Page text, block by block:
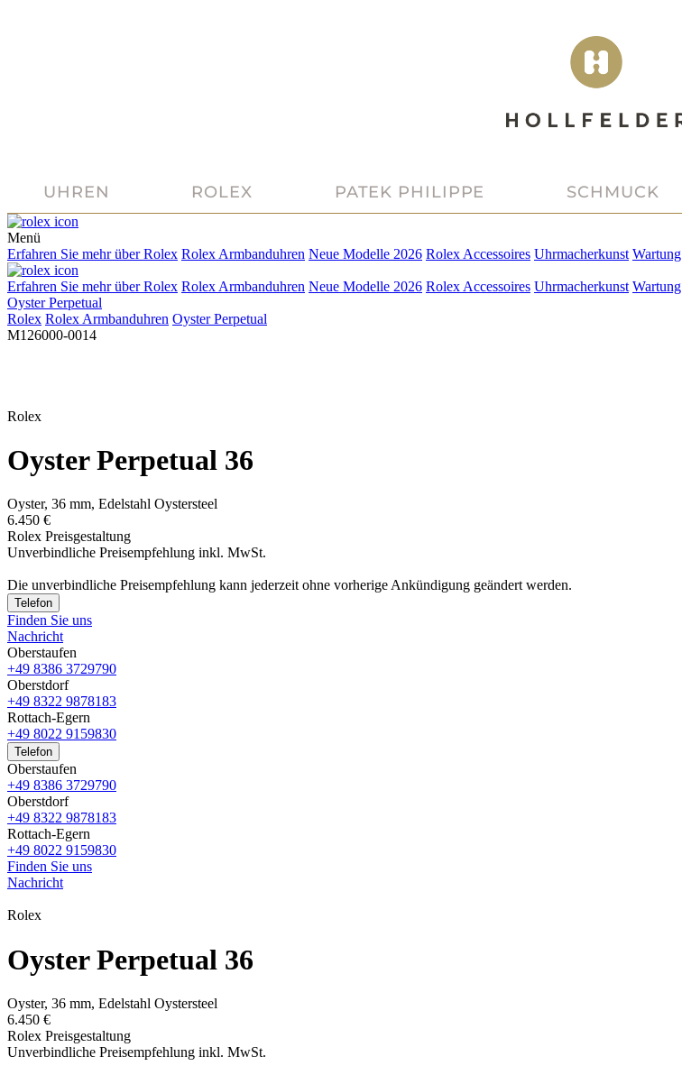
UHREN ROLEX PATEK PHILIPPE SCHMUCK
Menü
Erfahren Sie mehr überRolex Rolex Armbanduhren Neue Modelle 2026 Rolex Accessoires Uhrmacherkunst Wartung
Erfahren Sie mehr überRolex Rolex Armbanduhren Neue Modelle 2026 Rolex Accessoires Uhrmacherkunst Wartung
Oyster Perpetual
Rolex Rolex Armbanduhren Oyster Perpetual
M126000-0014
Rolex
Oyster Perpetual 36
Oyster, 36 mm, Edelstahl Oystersteel
6.450 €
Rolex Preisgestaltung
Unverbindliche Preisempfehlung inkl. MwSt.
Die unverbindliche Preis­empfehlung kann jederzeit ohne vorherige Ankündigung geändert werden.
Telefon
Finden Sie uns
Nachricht
Oberstaufen
+49 8386 3729790
Oberstdorf
+49 8322 9878183
Rottach-Egern
+49 8022 9159830
Telefon
Oberstaufen
+49 8386 3729790
Oberstdorf
+49 8322 9878183
Rottach-Egern
+49 8022 9159830
Finden Sie uns
Nachricht
Rolex
Oyster Perpetual 36
Oyster, 36 mm, Edelstahl Oystersteel
6.450 €
Rolex Preisgestaltung
Unverbindliche Preisempfehlung inkl. MwSt.